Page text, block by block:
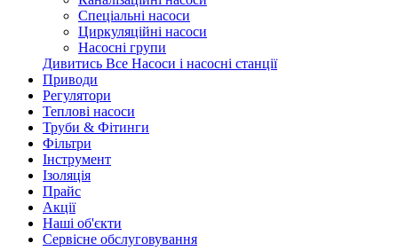
Спеціальні насоси
Циркуляційні насоси
Насосні групи
Дивитись Все Насоси і насосні станції
Приводи
Регулятори
Теплові насоси
Труби & Фітинги
Фільтри
Інструмент
Ізоляція
Прайс
Акції
Наші об'єкти
Сервісне обслуговування